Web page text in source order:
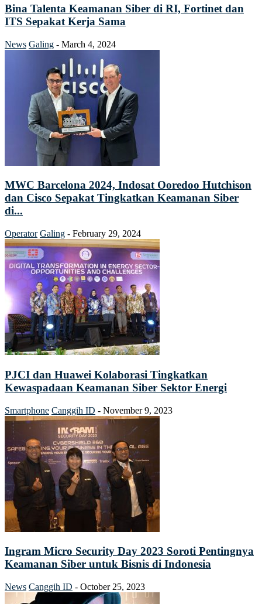
Bina Talenta Keamanan Siber di RI, Fortinet dan
ITS Sepakat Kerja Sama
News Galing - March 4, 2024
MWC Barcelona 2024, Indosat Ooredoo Hutchison
dan Cisco Sepakat Tingkatkan Keamanan Siber
di...
Operator Galing - February 29, 2024
PJCI dan Huawei Kolaborasi Tingkatkan
Kewaspadaan Keamanan Siber Sektor Energi
Smartphone Canggih ID - November 9, 2023
Ingram Micro Security Day 2023 Soroti Pentingnya
Keamanan Siber untuk Bisnis di Indonesia
News Canggih ID - October 25, 2023